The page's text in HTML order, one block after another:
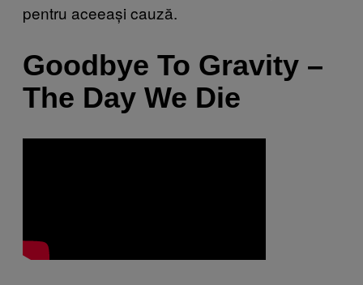
pentru aceeași cauză.
Goodbye To Gravity –
The Day We Die